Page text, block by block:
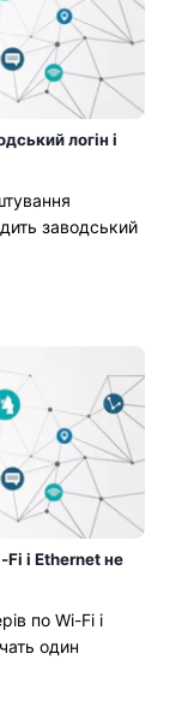
логін і
заводський
і Ethernet не
по Wi-Fi і
один